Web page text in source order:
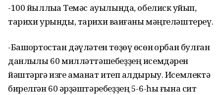
-100 йыллыҡҡа Темәс ауылында, обелиск ҡуйып,
тарихи урынды, тарихи ваҡиғаны мәңгеләштереү.
-Башҡортостан дәүләтен төҙөү өсөн ҡорбан булған
данлыҡлы 60 милләттәшебеҙҙең исемдәрен
йәштәргә изге аманат итеп ҡалдырыу. Исемлектә
бирелгән 60 ҡәрҙәштәребеҙҙең 5-6-һы ғына сит